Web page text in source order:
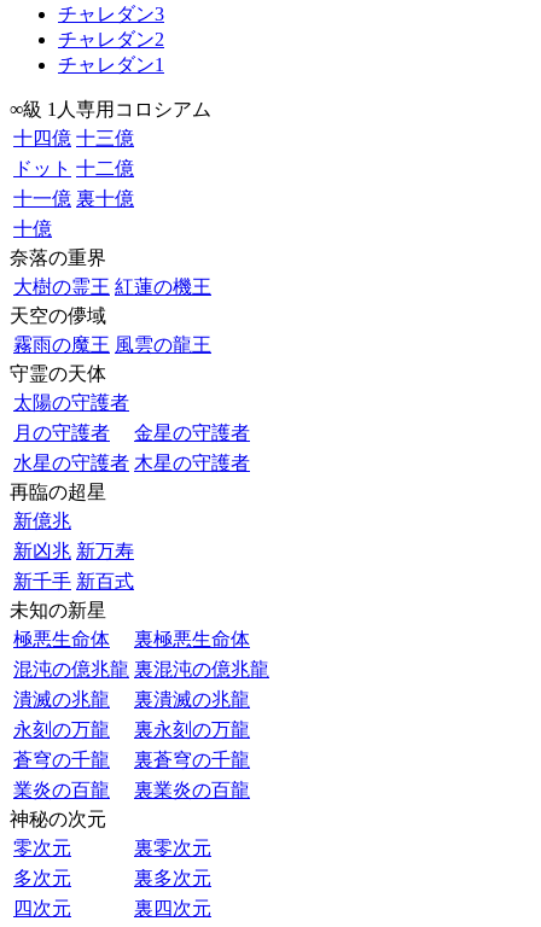
チャレダン3
チャレダン2
チャレダン1
∞級 1人専用コロシアム
十四億 十三億
ドット 十二億
十一億 裏十億
十億
奈落の重界
大樹の霊王 紅蓮の機王
天空の儚域
霧雨の魔王 風雲の龍王
守霊の天体
太陽の守護者
月の守護者
金星の守護者
水星の守護者 木星の守護者
再臨の超星
新億兆
新凶兆 新万寿
新千手 新百式
未知の新星
極悪生命体
裏極悪生命体
混沌の億兆龍 裏混沌の億兆龍
潰滅の兆龍
裏潰滅の兆龍
永刻の万龍
裏永刻の万龍
蒼穹の千龍
裏蒼穹の千龍
業炎の百龍
裏業炎の百龍
神秘の次元
零次元
裏零次元
多次元
裏多次元
四次元
裏四次元